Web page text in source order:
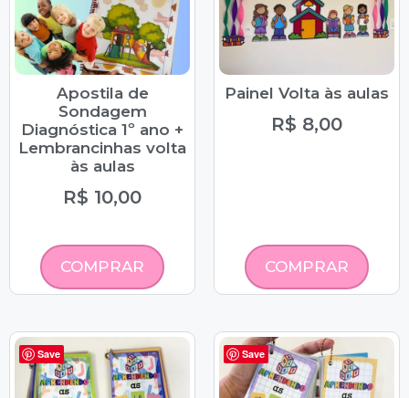
Apostila de
Sondagem
Diagnóstica 1º ano +
Lembrancinhas volta
às aulas
R$ 10,00
COMPRAR
Painel Volta às aulas
R$ 8,00
COMPRAR
Save Save